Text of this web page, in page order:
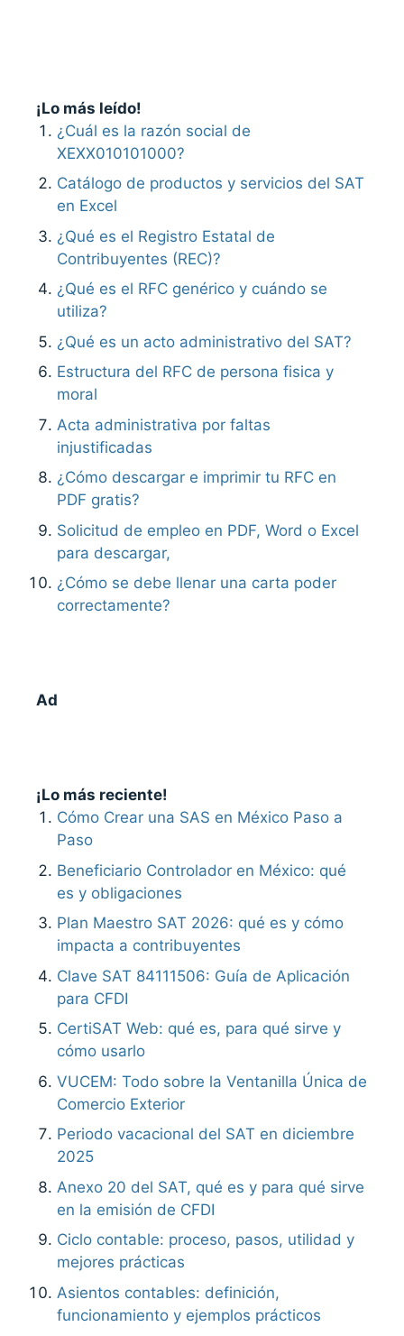
¡Lo más leído!
¿Cuál es la razón social de
XEXX010101000?
Catálogo de productos y servicios del SAT
en Excel
¿Qué es el Registro Estatal de
Contribuyentes (REC)?
¿Qué es el RFC genérico y cuándo se
utiliza?
¿Qué es un acto administrativo del SAT?
Estructura del RFC de persona fisica y
moral
Acta administrativa por faltas
injustificadas
¿Cómo descargar e imprimir tu RFC en
PDF gratis?
Solicitud de empleo en PDF, Word o Excel
para descargar,
¿Cómo se debe llenar una carta poder
correctamente?
Ad
¡Lo más reciente!
Cómo Crear una SAS en México Paso a
Paso
Beneficiario Controlador en México: qué
es y obligaciones
Plan Maestro SAT 2026: qué es y cómo
impacta a contribuyentes
Clave SAT 84111506: Guía de Aplicación
para CFDI
CertiSAT Web: qué es, para qué sirve y
cómo usarlo
VUCEM: Todo sobre la Ventanilla Única de
Comercio Exterior
Periodo vacacional del SAT en diciembre
2025
Anexo 20 del SAT, qué es y para qué sirve
en la emisión de CFDI
Ciclo contable: proceso, pasos, utilidad y
mejores prácticas
Asientos contables: definición,
funcionamiento y ejemplos prácticos